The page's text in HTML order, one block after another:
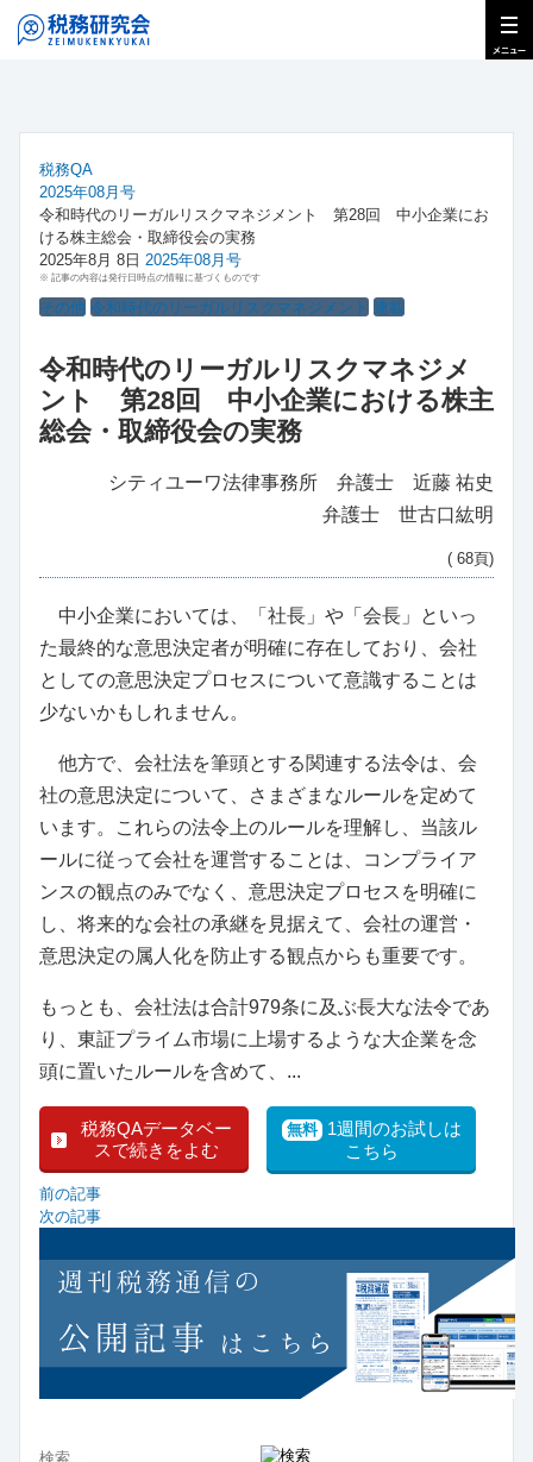
税務QA
2025年08月号
令和時代のリーガルリスクマネジメント 第28回 中小企業にお
ける株主総会・取締役会の実務
2025年8月 8日 2025年08月号
※ 記事の内容は発行日時点の情報に基づくものです
その他 令和時代のリーガルリスクマネジメント 連載
令和時代のリーガルリスクマネジメ
ント 第28回 中小企業における株主
総会・取締役会の実務
シティユーワ法律事務所 弁護士 近藤 祐史
弁護士 世古口紘明
( 68頁)
中小企業においては、「社長」や「会長」といっ
た最終的な意思決定者が明確に存在しており、会社
としての意思決定プロセスについて意識することは
少ないかもしれません。
他方で、会社法を筆頭とする関連する法令は、会
社の意思決定について、さまざまなルールを定めて
います。これらの法令上のルールを理解し、当該ル
ールに従って会社を運営することは、コンプライア
ンスの観点のみでなく、意思決定プロセスを明確に
し、将来的な会社の承継を見据えて、会社の運営・
意思決定の属人化を防止する観点からも重要です。
もっとも、会社法は合計979条に及ぶ長大な法令であ
り、東証プライム市場に上場するような大企業を念
頭に置いたルールを含めて、...
税務QAデータベー
スで続きをよむ
無料 1週間のお試しは
こちら
前の記事
次の記事